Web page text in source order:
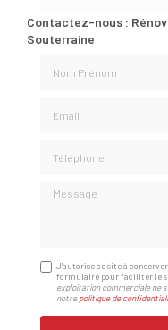
Contactez-nous :
Souterraine
Message
J'autorise ce site à
formulaire pour faciliter le
exploitation commerciale ne
notrepolitique de